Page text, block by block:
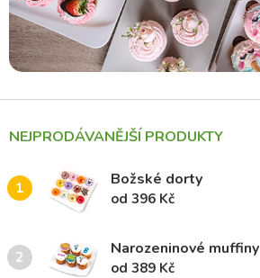
NEJPRODÁVANĚJŠÍ PRODUKTY
1 Božské dorty
od 396 Kč
2 Narozeninové muffiny
od 389 Kč